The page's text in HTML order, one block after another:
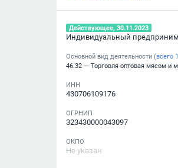
Действующее, 30.11.2023
Индивидуальный
Основной вид деятельности (всего
46.32 — Торговля оптовая мясом и
ИНН
430706109176
ОГРНИП
323430000043097
ОКПО
Не указан